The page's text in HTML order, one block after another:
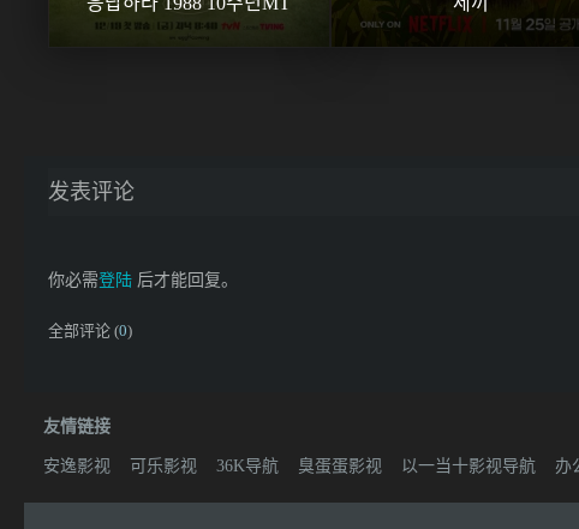
发表评论
你必需登陆 后才能回复。
全部评论 (0)
友情链接
安逸影视 可乐影视 36K导航 臭蛋蛋影视 以一当十影视导航 办